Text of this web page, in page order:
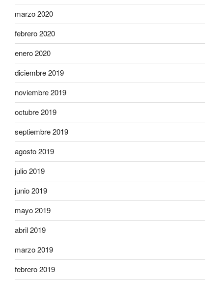
marzo 2020
febrero 2020
enero 2020
diciembre 2019
noviembre 2019
octubre 2019
septiembre 2019
agosto 2019
julio 2019
junio 2019
mayo 2019
abril 2019
marzo 2019
febrero 2019